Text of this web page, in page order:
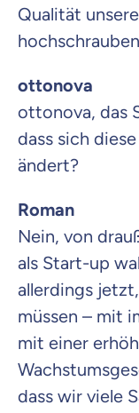
Qualität
ottonova
ottonova, das
dass sich
ändert?
Roman
Nein, von
als Start-up
allerdings
müssen – mit
mit einer
dass wir viele